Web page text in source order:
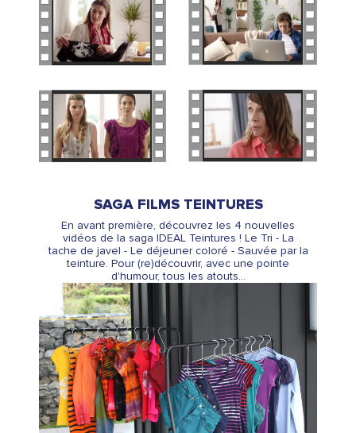
SAGA FILMS TEINTURES
En avant première, découvrez les 4 nouvelles
vidéos de la saga IDEAL Teintures ! Le Tri - La
tache de javel - Le déjeuner coloré - Sauvée par la
teinture. Pour (re)découvrir, avec une pointe
d'humour, tous les atouts...